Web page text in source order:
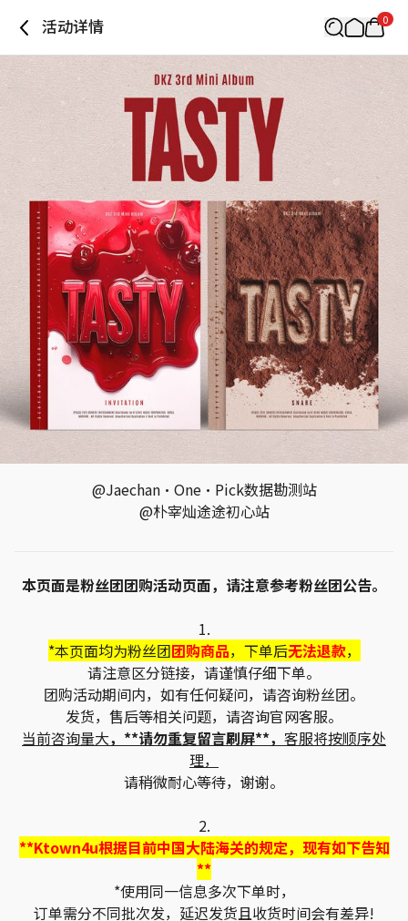
活动详情 0
@Jaechan·One·Pick数据勘测站
@朴宰灿途途初心站
本页面是粉丝团团购活动页面，请注意参考粉丝团公告。
1.
*本页面均为粉丝团团购商品，下单后无法退款，
请注意区分链接，请谨慎仔细下单。
团购活动期间内，如有任何疑问，请咨询粉丝团。
发货，售后等相关问题，请咨询官网客服。
当前咨询量大，**请勿重复留言刷屏**， 客服将按顺序处
理，
请稍微耐心等待，谢谢。
2.
**Ktown4u根据目前中国大陆海关的规定，现有如下告知
**
*使用同一信息多次下单时，
订单需分不同批次发，延迟发货且收货时间会有差异!